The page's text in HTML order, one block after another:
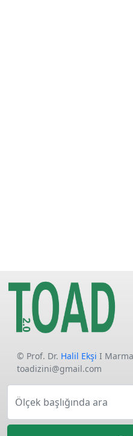
© Prof. Dr. Halil Ekşi I
toadizini@gmail.com
Ölçek başlığında ara